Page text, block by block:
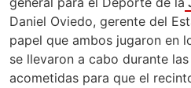
Daniel Oviedo, gerente del
papel que ambos jugaron en
se llevaron a cabo durante
acometidas para que el